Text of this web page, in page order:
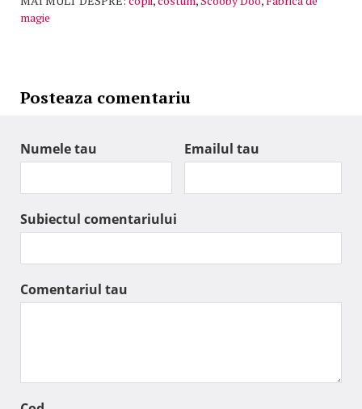
magie
Posteaza comentariu
Numele tau Emailul tau
Subiectul comentariului
Comentariul tau